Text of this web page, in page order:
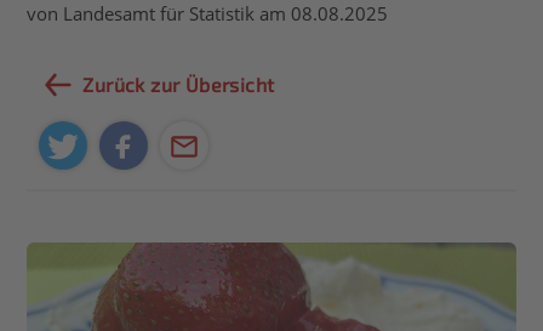
von Landesamt für Statistik am 08.08.2025
Zurück zur Übersicht